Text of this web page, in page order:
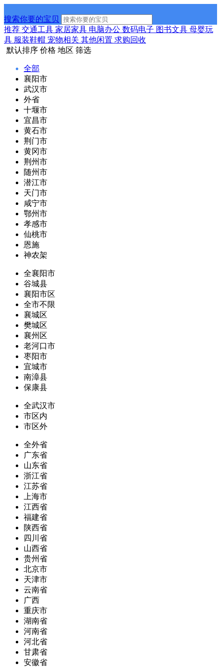
搜索你要的宝贝
推荐 交通工具 家居家具 电脑办公 数码电子 图书文具 母婴玩
具 服装鞋帽 宠物相关 其他闲置 求购回收
默认排序 价格 地区 筛选
全部
襄阳市
武汉市
外省
十堰市
宜昌市
黄石市
荆门市
黄冈市
荆州市
随州市
潜江市
天门市
咸宁市
鄂州市
孝感市
仙桃市
恩施
神农架
全襄阳市
谷城县
襄阳市区
全市不限
襄城区
樊城区
襄州区
老河口市
枣阳市
宜城市
南漳县
保康县
全武汉市
市区内
市区外
全外省
广东省
山东省
浙江省
江苏省
上海市
江西省
福建省
陕西省
四川省
山西省
贵州省
北京市
天津市
云南省
广西
重庆市
湖南省
河南省
河北省
甘肃省
安徽省